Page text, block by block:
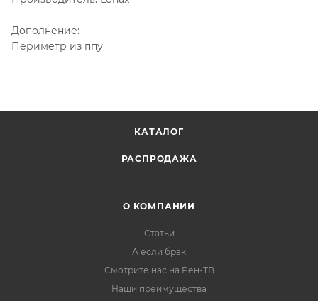
Дополнение:
Периметр из ппу
КАТАЛОГ
РАСПРОДАЖА
О КОМПАНИИ
Статьи
А если брак
Смотрите нас на Рен-ТВ
Наши преимущества